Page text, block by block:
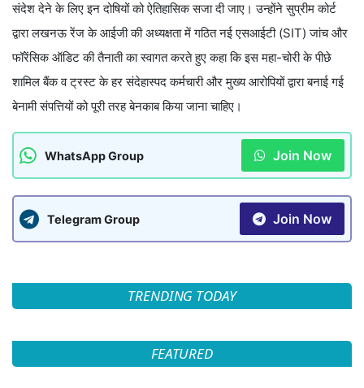
संदेश देने के लिए इन दोषियों को ऐतिहासिक सजा दी जाए। उन्होंने सुप्रीम कोर्ट
द्वारा लखनऊ रेंज के आईजी की अध्यक्षता में गठित नई एसआईटी (SIT) जांच और
फॉरेंसिक ऑडिट की तैनाती का स्वागत करते हुए कहा कि इस महा-चोरी के पीछे
शामिल बैंक व ट्रस्ट के हर संदेहास्पद कर्मचारी और मुख्य आरोपियों द्वारा बनाई गई
बेनामी संपत्तियों को पूरी तरह बेनकाब किया जाना चाहिए।
WhatsApp Group Join Now
Telegram Group Join Now
TRENDING TODAY
FEATURED